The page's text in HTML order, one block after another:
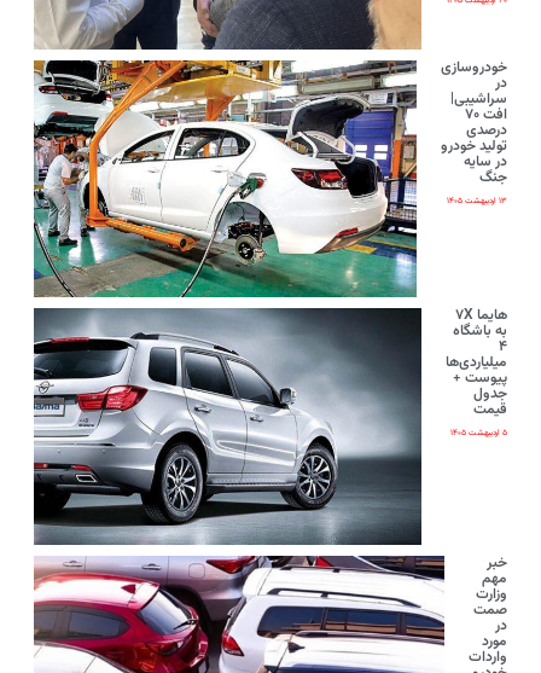
خودروسازی
در
سراشیبی|
افت ۷۰
درصدی
تولید خودرو
در سایه
جنگ
۱۳ اردیبهشت ۱۴۰۵
هایما ۷X
به باشگاه
۴
میلیاردی‌ها
پیوست +
جدول
قیمت
۵ اردیبهشت ۱۴۰۵
خبر
مهم
وزارت
صمت
در
مورد
واردات